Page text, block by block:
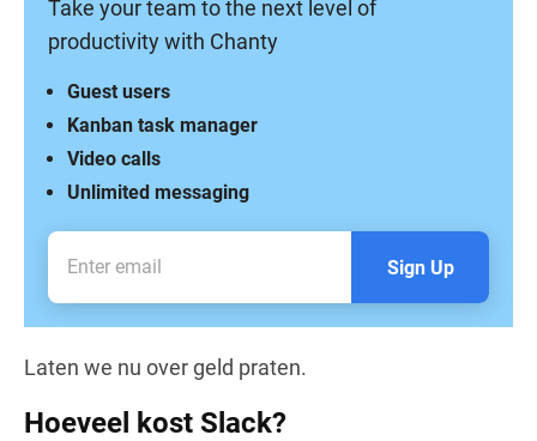
Take your team to the next level of
productivity with Chanty
Unlimited messaging
Video calls
Kanban task manager
Guest users
Sign Up
Laten we nu over geld praten.
Hoeveel kost Slack?